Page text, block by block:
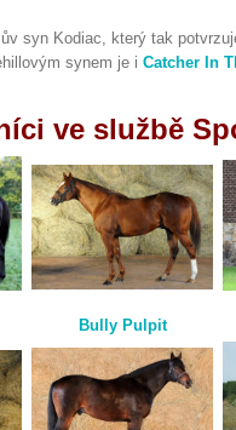
syn Kodiac, který tak
synem je i Catcher In
ve službě
Bully Pulpit